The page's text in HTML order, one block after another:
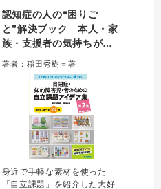
の“困りごと”を解決するヒント
を紹介する。本人は生活のど
んな部分に困難さを感じ、そ
わかる。本人、家族、支援者
の心を軽くする一冊。
認知症の人の“困りご
と”解決ブック 本人・家
族・支援者の気持ちがラ
著者：稲田秀樹＝著
身近で手軽な素材を使った
「自立課題」を紹介した大好